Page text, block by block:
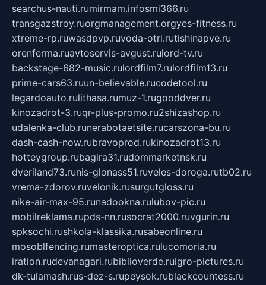
searchus-nauti.rumirmam.infosmi366.ru
transgazstroy.ruorgmanagement.orgyes-fitness.ru
xtreme-rp.ruwasdpvp.ruvoda-otri.rutishinapve.ru
orenferma.ruavtoservis-avgust.rulord-tv.ru
backstage-682-music.rulordfilm7.rulordfilm13.ru
prime-cars63.ruun-believable.rucodetool.ru
legardoauto.rulithasa.rumuz-1.rugooddver.ru
kinozadrot-3.ruqr-plus-promo.ru2shizashop.ru
udalenka-club.runerabotaetsite.rucarszona-bu.ru
dash-cash-now.rubravoprod.rukinozadrot13.ru
hotteygroup.rubagira31.rudommarketnsk.ru
dveriland73.runis-glonass51.ruveles-doroga.rutb02.ru
vrema-zdorov.ruvelonik.rusurgutgloss.ru
nike-air-max-95.runadookna.rulubov-pic.ru
mobilreklama.rupds-nn.rusocrat2000.ruvgurin.ru
spksochi.rushkola-klassika.rusabeonline.ru
mosoblfencing.rumasteroptica.rulucomoria.ru
iration.rudevanagari.rubiblioverde.ruigro-pictures.ru
dk-tulamash.rus-dez-s.rupeysok.rublackcountess.ru